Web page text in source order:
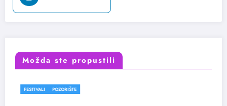
Možda ste propustili